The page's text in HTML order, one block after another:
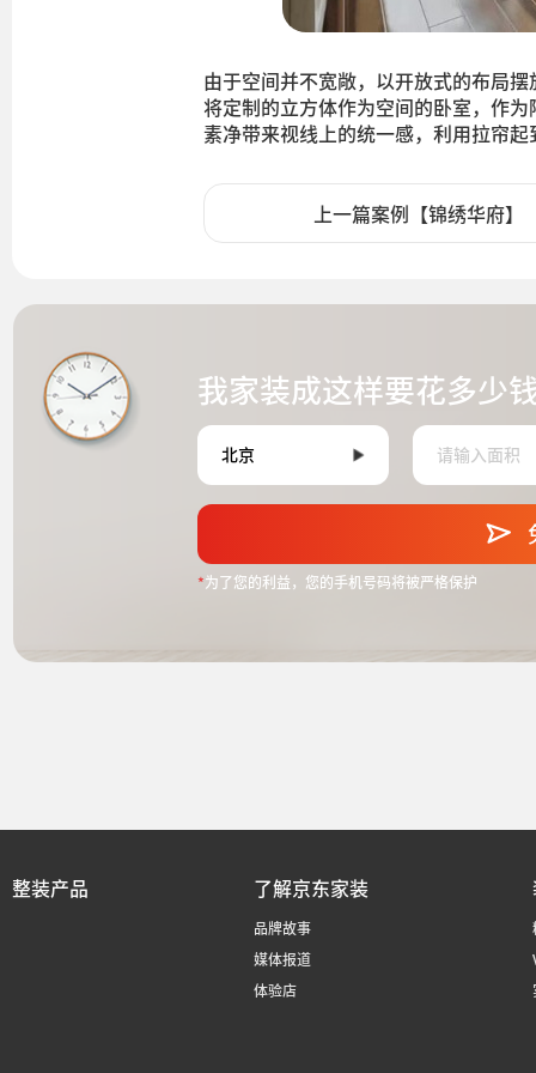
由于空间并不宽敞，以开放式的布局
将定制的立方体作为空间的卧室，作
素净带来视线上的统一感，利用拉帘
上一篇案例【锦绣华府】
我家装成这样要花多少
*为了您的利益，您的手机号码将被严格保护
整装产品 了解京东家装
品牌故事
媒体报道
体验店